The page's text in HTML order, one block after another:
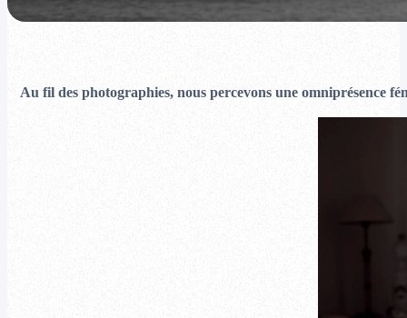
Au fil des photographies, nous percevons une omniprésence